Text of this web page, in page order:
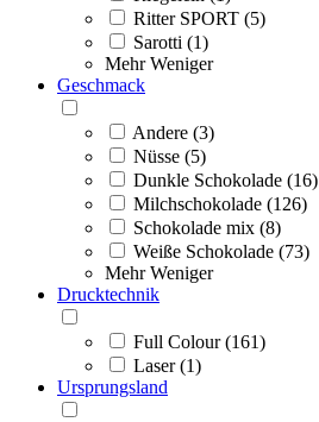
Ritter SPORT (5)
Sarotti (1)
Mehr Weniger
Geschmack
Andere (3)
Nüsse (5)
Dunkle Schokolade (16)
Milchschokolade (126)
Schokolade mix (8)
Weiße Schokolade (73)
Mehr Weniger
Drucktechnik
Full Colour (161)
Laser (1)
Ursprungsland